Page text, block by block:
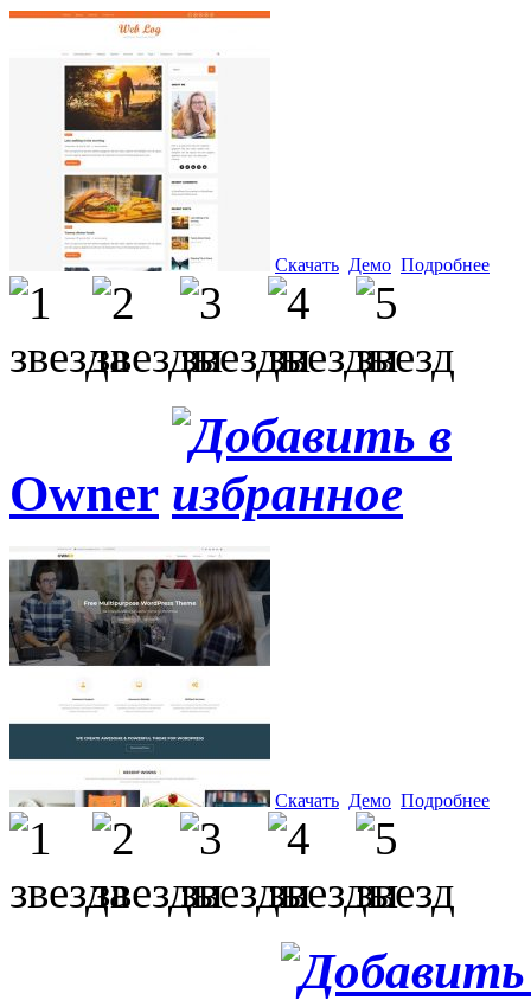
Скачать Демо Подробнее
Owner
Скачать Демо Подробнее